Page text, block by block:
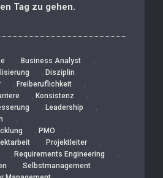
Tag zu gehen.
, Business Analyst ,
, Disziplin ,
, Freiberuflichkeit ,
, Konsistenz ,
, Leadership ,
,
, PMO ,
, Projektleiter ,
, Requirements Engineering ,
, Selbstmanagement ,